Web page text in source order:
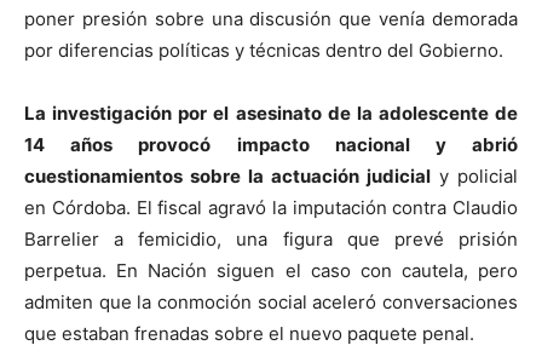
poner presión sobre una discusión que venía demorada
por diferencias políticas y técnicas dentro del Gobierno.
La investigación por el asesinato de la adolescente de
14 años provocó impacto nacional y abrió
cuestionamientos sobre la actuación judicial y policial
en Córdoba. El fiscal agravó la imputación contra Claudio
Barrelier a femicidio, una figura que prevé prisión
perpetua. En Nación siguen el caso con cautela, pero
admiten que la conmoción social aceleró conversaciones
que estaban frenadas sobre el nuevo paquete penal.